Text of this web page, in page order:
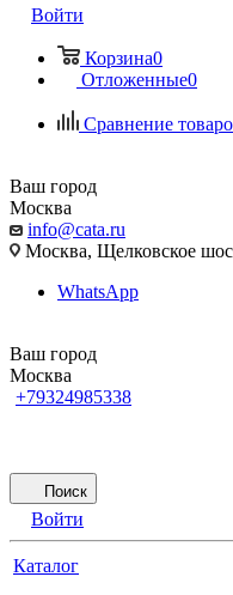
Войти
Корзина0
Отложенные0
Сравнение
Ваш город
Москва
info@cata.ru
Москва, Щелковское
WhatsApp
Ваш город
Москва
+79324985338
Поиск
Войти
Каталог